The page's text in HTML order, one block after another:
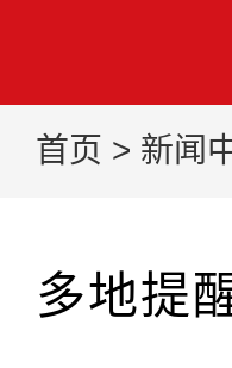
首页 > 新闻
多地提